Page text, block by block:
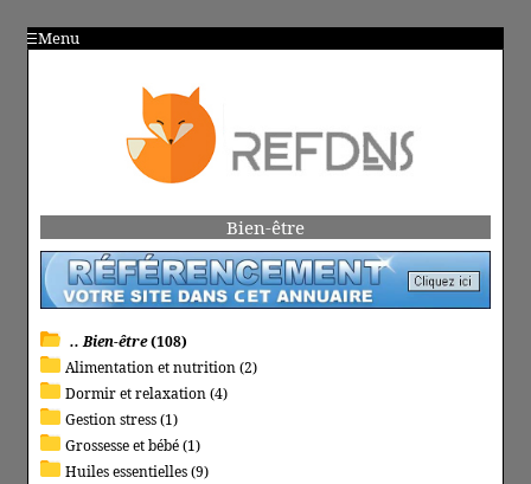
Menu
Bien-être
.. Bien-être(108)
Alimentation et nutrition (2)
Dormir et relaxation (4)
Gestion stress (1)
Grossesse et bébé (1)
Huiles essentielles (9)